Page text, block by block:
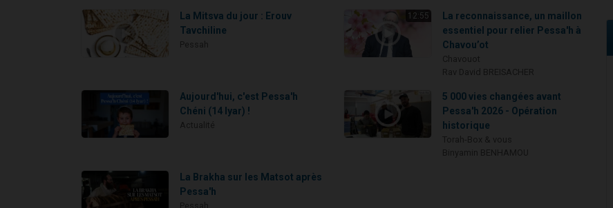
La Mitsva du jour : Erouv
Tavchiline
12:55
La reconnaissance, un maillon
essentiel pour relier Pessa'h à
Chavou’ot
Aujourd'hui, c'est Pessa'h
Chéni (14 Iyar) !
5 000 vies changées avant
Pessa'h 2026 - Opération
historique
La Brakha sur les Matsot après
Pessa'h